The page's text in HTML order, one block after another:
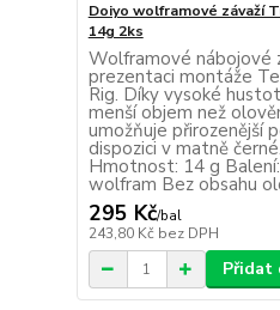
Doiyo wolframové závaží
14g 2ks
Wolframové nábojové
prezentaci montáže
Rig. Díky vysoké
menší objem než
umožňuje přirozenější
dispozici v matně
Hmotnost: 14 g
wolfram Bez obsahu
295 Kč/bal
243,80 Kč bez DPH
Přidat